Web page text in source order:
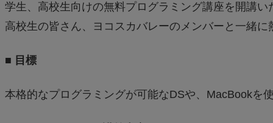
学生、高校生向けの無料プログラミング講座を開講
高校生の皆さん、ヨコスカバレーのメンバーと一緒
■ 目標
本格的なプログラミングが可能なDSや、MacBookを